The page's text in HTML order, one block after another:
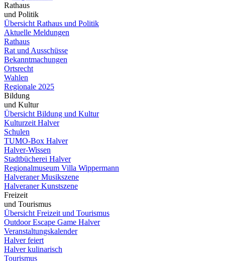
Rathaus
und Politik
Übersicht Rathaus und Politik
Aktuelle Meldungen
Rathaus
Rat und Ausschüsse
Bekanntmachungen
Ortsrecht
Wahlen
Regionale 2025
Bildung
und Kultur
Übersicht Bildung und Kultur
Kulturzeit Halver
Schulen
TUMO-Box Halver
Halver-Wissen
Stadtbücherei Halver
Regionalmuseum Villa Wippermann
Halveraner Musikszene
Halveraner Kunstszene
Freizeit
und Tourismus
Übersicht Freizeit und Tourismus
Outdoor Escape Game Halver
Veranstaltungskalender
Halver feiert
Halver kulinarisch
Tourismus